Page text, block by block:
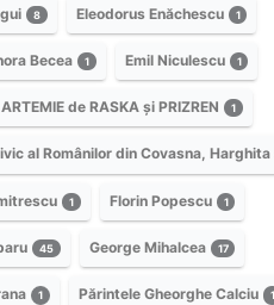
8 Eleodorus Enăchescu 1
Becea 1 Emil Niculescu 1
de RASKA și PRIZREN 1
al Românilor din Covasna,
1 Florin Popescu 1
45 George Mihalcea 17
1 Părintele Gheorghe Calciu 1